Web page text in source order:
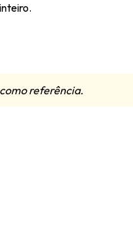
referência.